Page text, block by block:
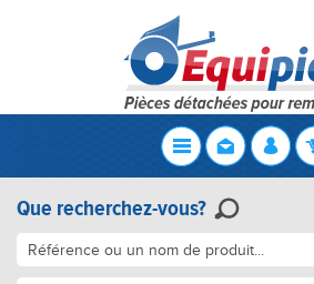
Que recherchez-vous?